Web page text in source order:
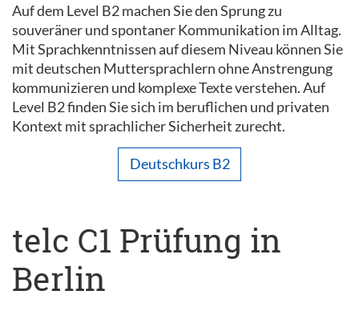
Auf dem Level B2 machen Sie den Sprung zu
souveräner und spontaner Kommunikation im Alltag.
Mit Sprachkenntnissen auf diesem Niveau können Sie
mit deutschen Muttersprachlern ohne Anstrengung
kommunizieren und komplexe Texte verstehen. Auf
Level B2 finden Sie sich im beruflichen und privaten
Kontext mit sprachlicher Sicherheit zurecht.
Deutschkurs B2
telc C1 Prüfung in
Berlin